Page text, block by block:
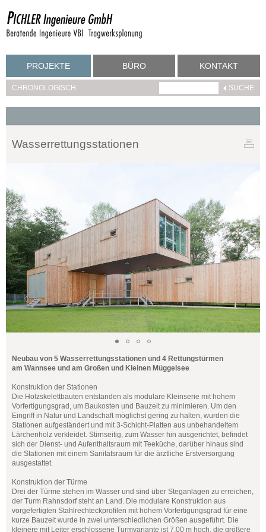
PROJEKTE BÜRO KONTAKT
CHRONOLOGISCH
Wasserrettungsstationen
Neubau von 5 Wasserrettungsstationen und 4 Rettungstürmen
am Wannsee und am Großen und Kleinen Müggelsee
Konstruktion der Stationen
Die Holzskelettbauten entstanden als modulare Kleinserie mit hohem
Vorfertigungsgrad, um Baukosten und Bauzeit zu minimieren. Um den
Eingriff in Natur und Landschaft möglichst gering zu halten, wurden die
Stationen aufgeständert und mit 3-Schicht-Platten aus unbehandeltem
Lärchenholz verkleidet. Stirnseitig, zum Wasser hin ausgerichtet, befindet
sich der Dienst- und Aufenthaltsraum mit Teeküche, darüber hinaus sind
die Stationen mit einem Sanitätsraum für die ärztliche Erstversorgung
ausgestattet.
Konstruktion der Türme
Drei der Türme stehen im Wasser und sind über Steganlagen zu erreichen,
der Turm Rahnsdorf steht an Land. Die modulare Konstruktion aus
vorgefertigten Stahlrechteckprofilen mit hohem Vorfertigungsgrad für eine
kurze Bauzeit wurde in zwei unterschiedlichen Größen ausgeführt. Die
kleinere mit Leiter erschlossene Turmvariante ist 7,00 m hoch, die größere